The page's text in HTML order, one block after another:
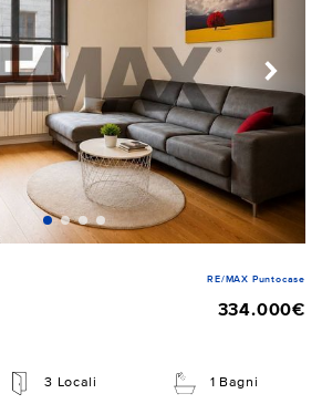
RE/MAX Puntocase
334.000€
3 Locali 1 Bagni